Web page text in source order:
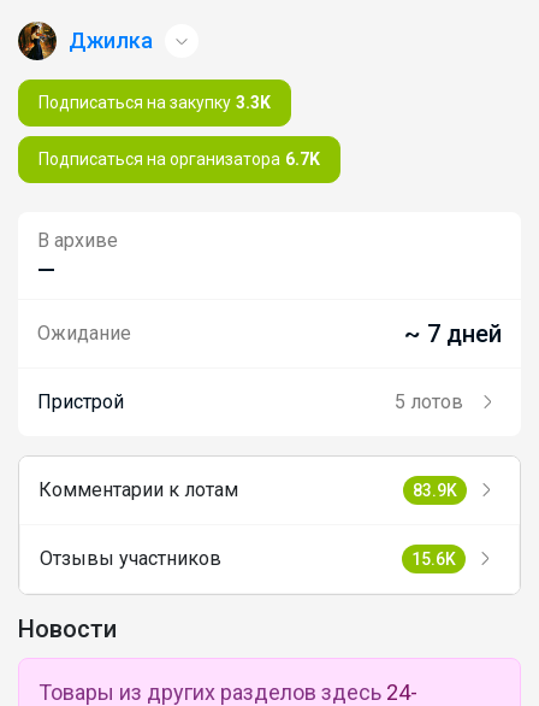
Джилка
Подписаться на закупку 3.3K
Подписаться на организатора 6.7K
В архиве
—
Ожидание ~ 7 дней
Пристрой 5 лотов
Комментарии к лотам 83.9K
Отзывы участников 15.6K
Новости
Товары из других разделов здесь 24-